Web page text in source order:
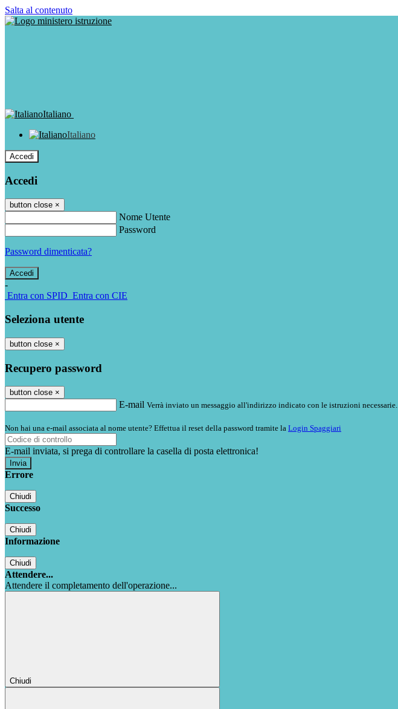
Salta al contenuto
Italiano
Italiano
Accedi
Accedi
button close ×
Nome Utente
Password
Password dimenticata?
-
Entra con SPID Entra con CIE
Seleziona utente
button close ×
Recupero password
button close ×
E-mail Verrà inviato un messaggio all'indirizzo indicato con le istruzioni necessarie.
Non hai una e-mail associata al nome utente? Effettua il reset della password tramite la Login Spaggiari
E-mail inviata, si prega di controllare la casella di posta elettronica!
Errore
Chiudi
Successo
Chiudi
Informazione
Chiudi
Attendere...
Attendere il completamento dell'operazione...
Chiudi